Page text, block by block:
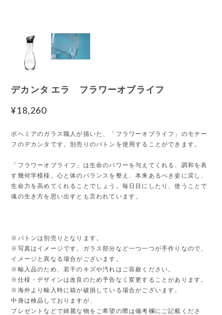
デカンタ エラ フラワーオブライフ
¥18,260
ボヘミアのガラス職人が描いた、「フラワーオブライフ」のモチー
フのデカンタです。別売りのバトンを使用することができます。
「フラワーオブライフ」は生命のパワーを与えてくれる、調和を表
す幾何学模様。心と体のバランスを整え、本来あるべき姿に戻し、
生命力を高めてくれることでしょう。毎日目にしたり、使うことで
魂の生き方を思い出すとも言われています。
※バトンは別売りとなります。
※写真はイメージです。ガラス部分など一つ一つが手作りなので、
イメージと異なる場合がございます。
※輸入品のため、若干のキズや汚れはご容赦ください。
※仕様・デザインは改良のため予告なく変更することがあります。
※海外より輸入時に箱が破損している場合がございます。
中身は検品しておりますが、
プレゼントなどで綺麗な物をご希望の際は備考欄にご記載くださ